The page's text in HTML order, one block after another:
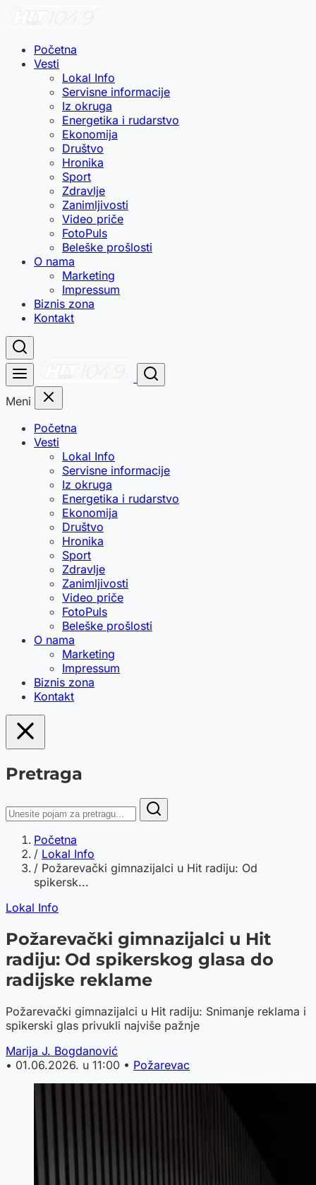
Početna
Vesti
Lokal Info
Servisne informacije
Iz okruga
Energetika i rudarstvo
Ekonomija
Društvo
Hronika
Sport
Zdravlje
Zanimljivosti
Video priče
FotoPuls
Beleške prošlosti
O nama
Marketing
Impressum
Biznis zona
Kontakt
Meni
Početna
Vesti
Lokal Info
Servisne informacije
Iz okruga
Energetika i rudarstvo
Ekonomija
Društvo
Hronika
Sport
Zdravlje
Zanimljivosti
Video priče
FotoPuls
Beleške prošlosti
O nama
Marketing
Impressum
Biznis zona
Kontakt
Pretraga
Početna
/ Lokal Info
/ Požarevački gimnazijalci u Hit radiju: Od
spikersk...
Lokal Info
Požarevački gimnazijalci u Hit
radiju: Od spikerskog glasa do
radijske reklame
Požarevački gimnazijalci u Hit radiju: Snimanje reklama i
spikerski glas privukli najviše pažnje
Marija J. Bogdanović
• 01.06.2026. u 11:00 • Požarevac